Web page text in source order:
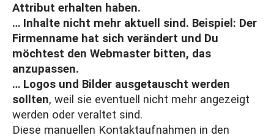
Attribut erhalten haben.
… Inhalte nicht mehr aktuell sind. Beispiel: Der
Firmenname hat sich verändert und Du
möchtest den Webmaster bitten, das
anzupassen.
… Logos und Bilder ausgetauscht werden
sollten, weil sie eventuell nicht mehr angezeigt
werden oder veraltet sind.
Diese manuellen Kontaktaufnahmen in den